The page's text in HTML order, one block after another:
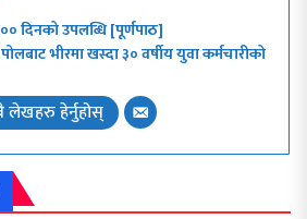
दिनको उपलब्धि [पूर्णपाठ]
भीरमा खस्दा ३० वर्षीय युवा कर्मचारीको
लेखहरु हेर्नुहोस्